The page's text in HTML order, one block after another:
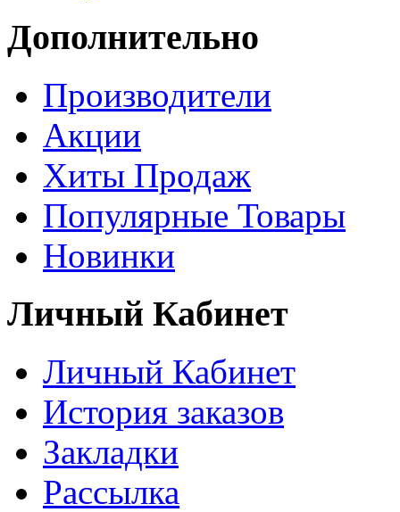
Дополнительно
Производители
Акции
Хиты Продаж
Популярные Товары
Новинки
Личный Кабинет
Личный Кабинет
История заказов
Закладки
Рассылка